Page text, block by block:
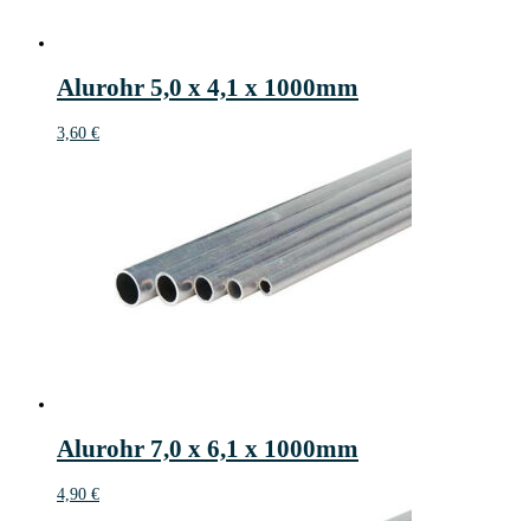
Alurohr 5,0 x 4,1 x 1000mm
3,60 €
Alurohr 7,0 x 6,1 x 1000mm
4,90 €